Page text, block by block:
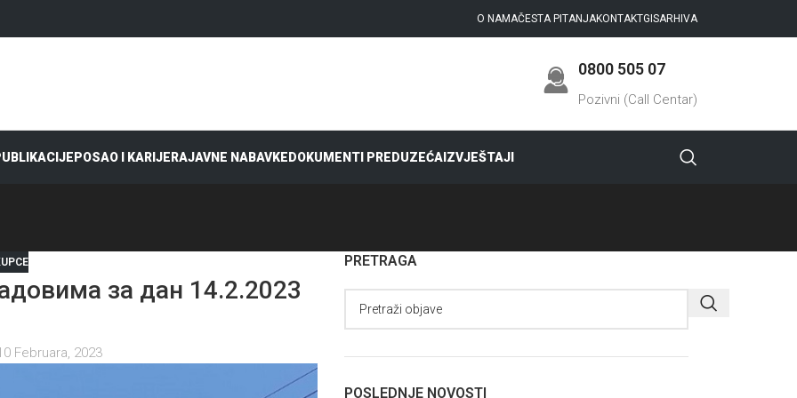
O NAMAČESTA PITANJAKONTAKTGISARHIVA
0800 505 07
Pozivni (Call Centar)
POSAO I KARIJERAJAVNE NABAVKEDOKUMENTI PREDUZEĆAIZVJEŠTAJI
за дан 14.2.2023
Februara, 2023
PRETRAGA
POSLEDNJE NOVOSTI